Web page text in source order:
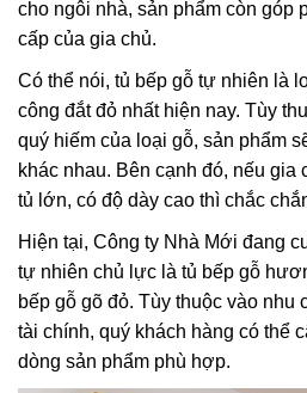
cho ngôi nhà, sản phẩm còn góp
cấp của gia chủ.
Có thể nói, tủ bếp gỗ tự nhiên là
công đắt đỏ nhất hiện nay. Tùy
quý hiếm của loại gỗ, sản phẩm
khác nhau. Bên cạnh đó, nếu
tủ lớn, có độ dày cao thì chắc
Hiện tại, Công ty Nhà Mới đang
tự nhiên chủ lực là tủ bếp gỗ
bếp gỗ gõ đỏ. Tùy thuộc vào nhu
tài chính, quý khách hàng có thể
dòng sản phẩm phù hợp.